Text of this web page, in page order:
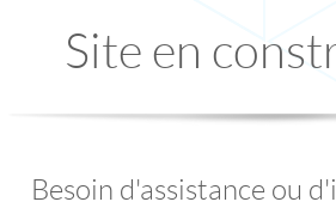
Site en
Besoin d'assistance ou